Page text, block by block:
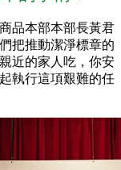
品本部本部長黃君
把推動潔淨標章的
近的家人吃，你安
執行這項艱難的任